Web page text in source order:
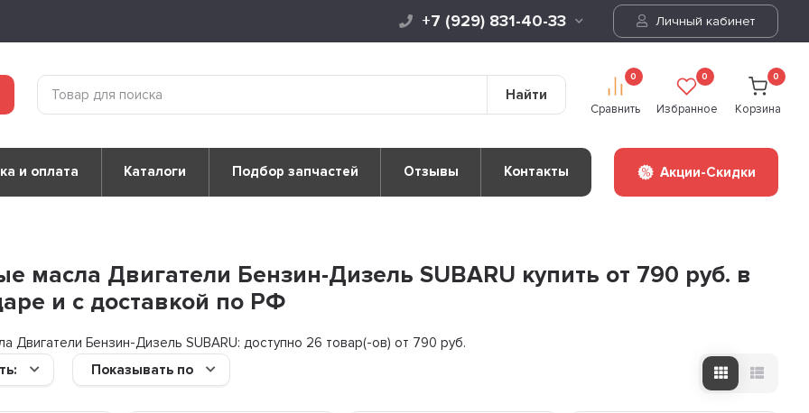
+7 (929) 831-40-33 Личный кабинет
Найти
0
Сравнить
0
Избранное
0
Корзина
и оплата Каталоги Подбор запчастей Отзывы Контакты Акции-Скидки
масла Двигатели Бензин-Дизель SUBARU купить от 790 руб. в
и с доставкой по РФ
Двигатели Бензин-Дизель SUBARU: доступно 26 товар(-ов) от 790 руб.
Показывать по